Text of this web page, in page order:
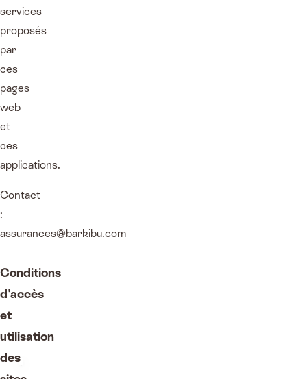
services
proposés
par
ces
pages
web
et
ces
applications.
Contact
:
assurances@barkibu.com
Conditions
d'accès
et
utilisation
des